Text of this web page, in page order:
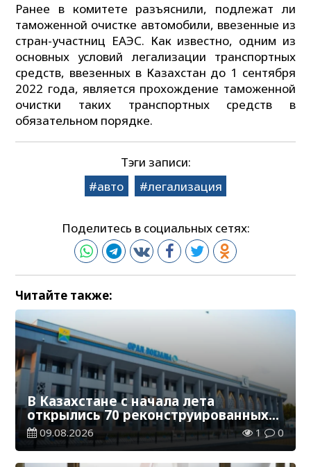
Ранее в комитете разъяснили, подлежат ли
таможенной очистке автомобили, ввезенные из
стран-участниц ЕАЭС. Как известно, одним из
основных условий легализации транспортных
средств, ввезенных в Казахстан до 1 сентября
2022 года, является прохождение таможенной
очистки таких транспортных средств в
обязательном порядке.
Тэги записи:
авто
легализация
Поделитесь в социальных сетях:
Читайте также:
В Казахстане с начала лета
открылись 70 реконструированных
железнодорожных вокзалов
09.08.2026 1 0